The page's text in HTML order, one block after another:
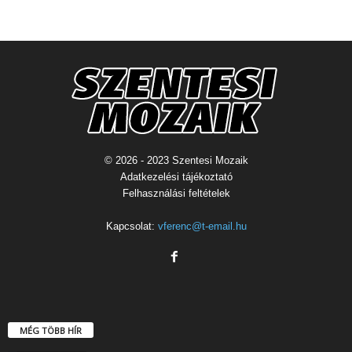
© 2026 - 2023 Szentesi Mozaik
Adatkezelési tájékoztató
Felhasználási feltételek
Kapcsolat: vferenc@t-email.hu
MÉG TÖBB HÍR